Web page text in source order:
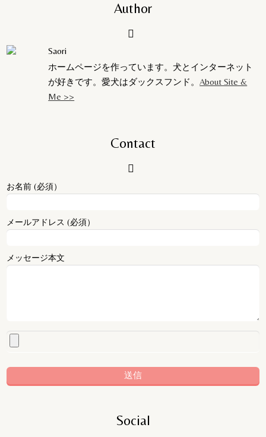
Author
Saori
ホームページを作っています。犬とインターネット
が好きです。愛犬はダックスフンド。About Site &
Me >>
Contact
お名前 (必須）
メールアドレス (必須）
メッセージ本文
Social